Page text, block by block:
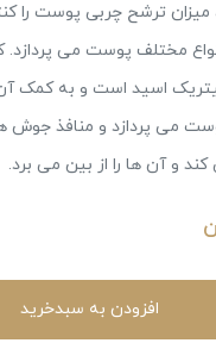
ترشح چربی پوست را
مختلف پوست می پردازد.
اسید است و به کمک
می پردازد و منافذ جوش
و آن ها را از بین می برد.
افزودن به سبدخرید